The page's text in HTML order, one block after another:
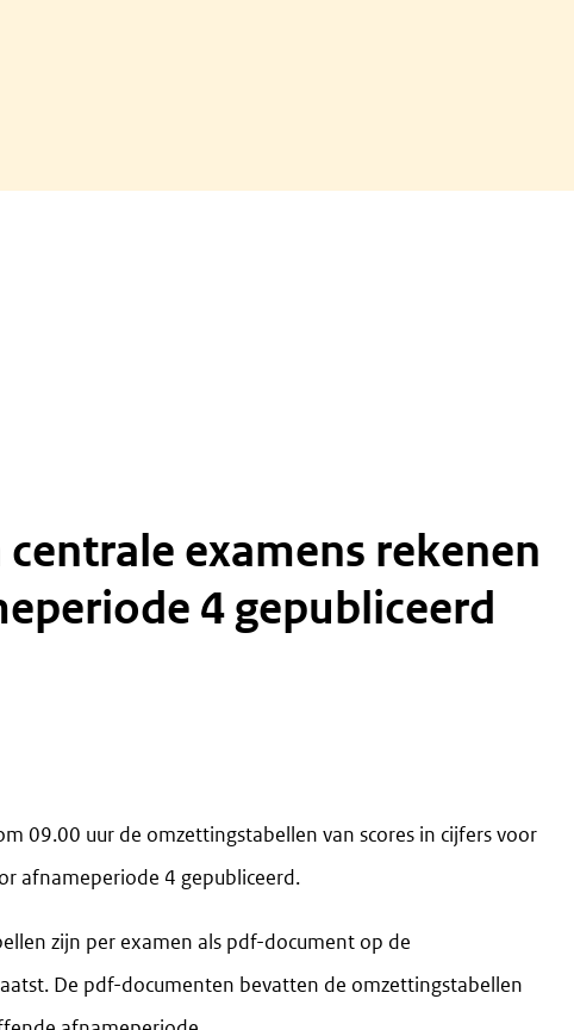
4 gepubliceerd
09.00 uur de omzettingstabellen van scores in cijfers voor
afnameperiode 4 gepubliceerd.
zijn per examen als pdf-document op de
De pdf-documenten bevatten de omzettingstabellen